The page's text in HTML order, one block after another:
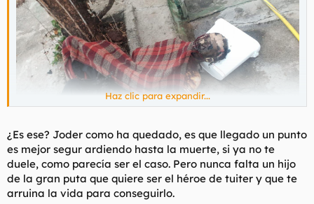
Haz clic para expandir...
¿Es ese? Joder como ha quedado, es que llegado un punto
es mejor segur ardiendo hasta la muerte, si ya no te
duele, como parecía ser el caso. Pero nunca falta un hijo
de la gran puta que quiere ser el héroe de tuiter y que te
arruina la vida para conseguirlo.